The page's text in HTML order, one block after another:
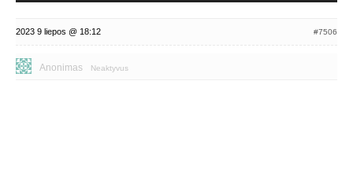
2023 9 liepos @ 18:12 #7506
Anonimas Neaktyvus